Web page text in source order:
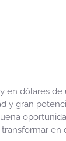
en dólares
y gran
en